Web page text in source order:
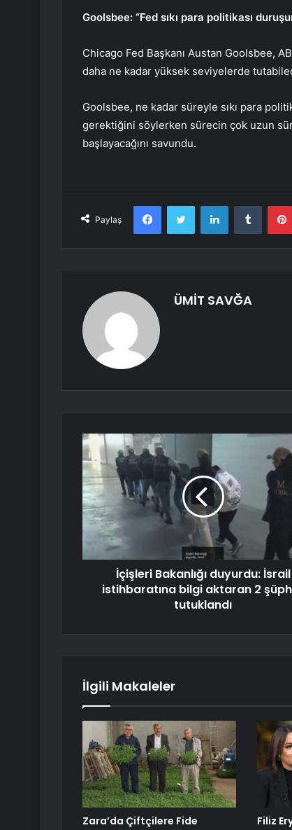
Goolsbee: “Fed sıkı para politikası
Chicago Fed Başkanı Austan Goolsbee,
daha ne kadar yüksek seviyelerde
Goolsbee, ne kadar süreyle sıkı para
gerektiğini söylerken sürecin çok uzun
başlayacağını savundu.
Paylaş
FacebookTwitter LinkedInTumblr
ÜMİT SAVĞA
İçişleri Bakanlığı duyurdu: İsrail
istihbaratına bilgi aktaran 2
tutuklandı
İlgili Makaleler
Zara’da Çiftçilere Fide
Filiz